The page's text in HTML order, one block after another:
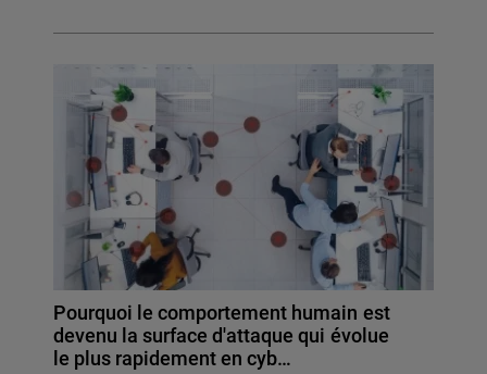
Pourquoi le comportement humain est
devenu la surface d'attaque qui évolue
le plus rapidement en cyb…